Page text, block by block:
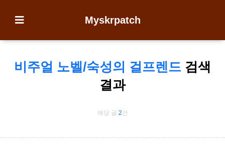
Myskrpatch
비주얼 노벨/숙성의 걸프렌드 검색
결과
해당 글 2건